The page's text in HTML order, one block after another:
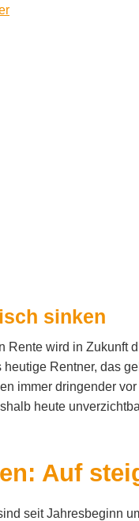
sinken
Rente wird in Zukunft
Rentner, das
immer dringender
heute
Auf
seit Jahresbeginn